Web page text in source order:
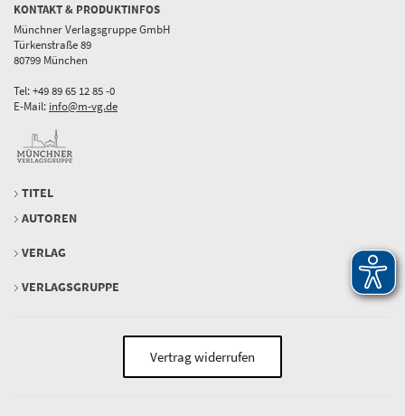
KONTAKT & PRODUKTINFOS
Münchner Verlagsgruppe GmbH
Türkenstraße 89
80799 München
Tel: +49 89 65 12 85 -0
E-Mail: info@m-vg.de
TITEL
AUTOREN
VERLAG
VERLAGSGRUPPE
Vertrag widerrufen